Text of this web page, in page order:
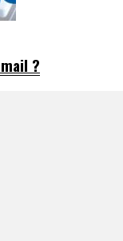
?